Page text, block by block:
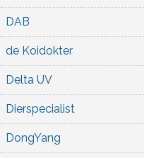
DAB
de Koidokter
Delta UV
Dierspecialist
DongYang